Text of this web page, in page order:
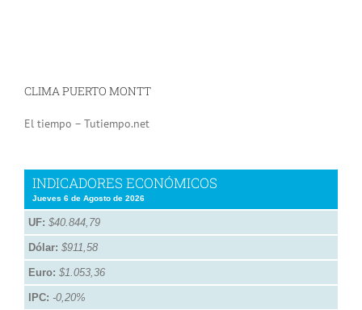
CLIMA PUERTO MONTT
El tiempo – Tutiempo.net
INDICADORES ECONÓMICOS
Jueves 6 de Agosto de 2026
UF: $40.844,79
Dólar: $911,58
Euro: $1.053,36
IPC: -0,20%